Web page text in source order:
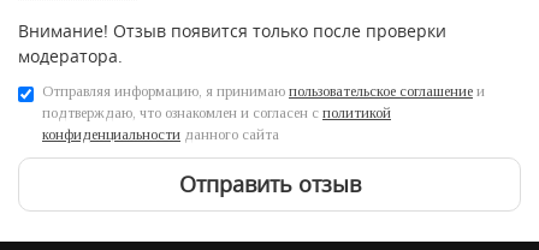
Внимание! Отзыв появится только после проверки
модератора.
Отправляя информацию, я принимаю пользовательское соглашение и
подтверждаю, что ознакомлен и согласен с политикой
конфиденциальности данного сайта
Отправить отзыв